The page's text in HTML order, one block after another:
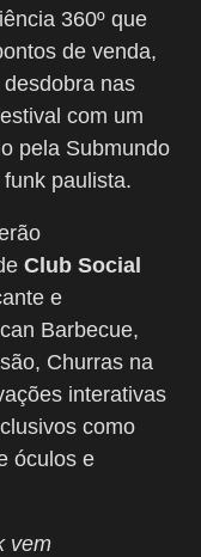
360º que
de venda,
nas
com um
pela Submundo
paulista.
Club Social
e
Barbecue,
Churras na
interativas
como
óculos e
vem